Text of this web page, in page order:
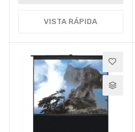
VISTA RÁPIDA